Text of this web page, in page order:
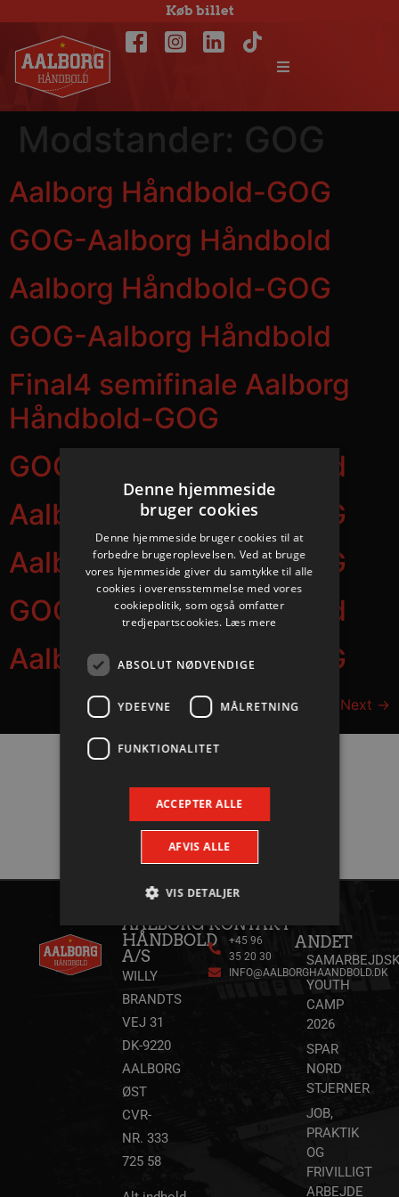
Køb billet
Modstander: GOG
Aalborg Håndbold-GOG
GOG-Aalborg Håndbold
Aalborg Håndbold-GOG
GOG-Aalborg Håndbold
Final4 semifinale Aalborg
Håndbold-GOG
GOG – Aalborg Håndbold
Aalborg Håndbold – GOG
Aalborg Håndbold – GOG
GOG – Aalborg Håndbold
Aalborg Håndbold – GOG
Next →
Hovedpartnere
AALBORG
HÅNDBOLD
A/S
WILLY
BRANDTS
VEJ 31
DK-9220
AALBORG
ØST
CVR-
NR. 333
725 58
KONTAKT
+45 96
35 20 30
INFO@AALBORGHAANDBOLD.DK
ANDET
YOUTH
CAMP
2026
SPAR
NORD
STJERNER
JOB,
PRAKTIK
OG
FRIVILLIGT
ARBEJDE
Denne hjemmeside
bruger cookies
Denne hjemmeside bruger cookies til at
forbedre brugeroplevelsen. Ved at bruge
vores hjemmeside giver du samtykke til alle
cookies i overensstemmelse med vores
cookiepolitik, som også omfatter
tredjepartscookies. Læs mere
ABSOLUT NØDVENDIGE
YDEEVNE MÅLRETNING
FUNKTIONALITET
ACCEPTER ALLE
AFVIS ALLE
VIS DETALJER
Absolut nødvendige
Ydeevne
Absolut nødvendige cookies muliggør
såsom brugerlogin og kontoadministration.
Hjemmesiden kan ikke bruges korrekt uden de
absolut nødvendige cookies.
/dyna-.*/i
.aalborghaandbold.dk
.aalborghaandbold.dk